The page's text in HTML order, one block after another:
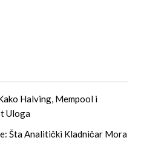
Halving, Mempool i
Uloga
Šta Analitički Kladničar Mora